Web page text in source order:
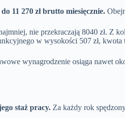
11 270 zł brutto miesięcznie.
nie przekraczają 8040 zł. Z
w wysokości 507 zł, kwota
wynagrodzenie osiąga nawet
staż pracy. Za każdy rok